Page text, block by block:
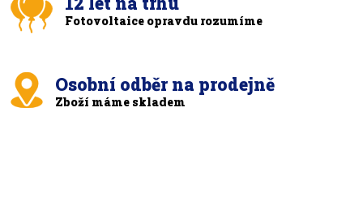
Fotovoltaice opravdu rozumíme
Osobní odběr na prodejně
Zboží máme skladem